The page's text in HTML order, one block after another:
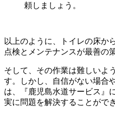
頼しましょう。
以上のように、トイレの床か
点検とメンテナンスが最善の
そして、その作業は難しいよ
す。しかし、自信がない場合
は、『鹿児島水道サービス』
実に問題を解決することがで